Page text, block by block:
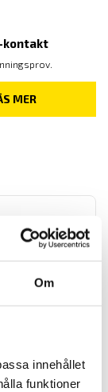
Om
innehållet
funktioner
kontakt
MER
MER